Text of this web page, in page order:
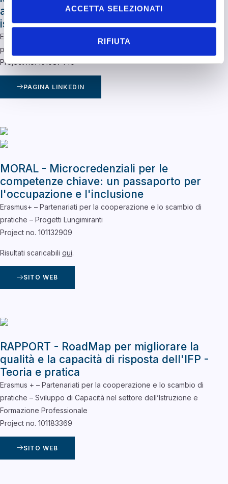
ACCETTA SELEZIONATI
RIFIUTA
approccio alla sostenibilità dell'intera
istituzione
Erasmus+ – Partenariati per la cooperazione e lo scambio di
pratiche – Progetti Lungimiranti
Project no. 101087440
PAGINA LINKEDIN
MORAL - Microcredenziali per le
competenze chiave: un passaporto per
l'occupazione e l'inclusione
Erasmus+ – Partenariati per la cooperazione e lo scambio di
pratiche – Progetti Lungimiranti
Project no. 101132909
Risultati scaricabili qui.
SITO WEB
RAPPORT - RoadMap per migliorare la
qualità e la capacità di risposta dell'IFP -
Teoria e pratica
Erasmus + – Partenariati per la cooperazione e lo scambio di
pratiche – Sviluppo di Capacità nel settore dell’Istruzione e
Formazione Professionale
Project no. 101183369
SITO WEB